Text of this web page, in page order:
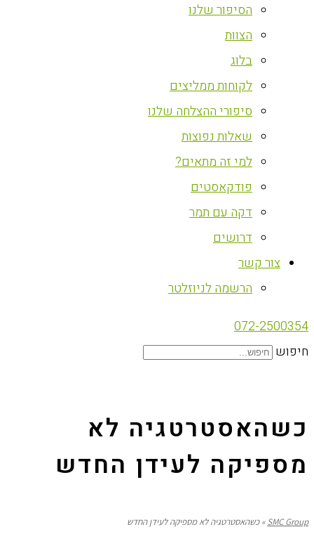
הסיפור שלנו
הצוות
בלוג
לקוחות ממליצים
סיפורי ההצלחה שלנו
שאלות נפוצות
למי זה מתאים?
פודקאסטים
דקה עם תמר
דרושים
צור קשר
הרשמה לניוזלטר
072-2500354
חיפוש
כשהאסטרטגיה לא
מספיקה לעידן החדש
SMC Group
»כשהאסטרטגיה לא מספיקה לעידן החדש